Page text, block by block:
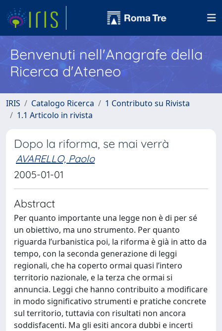
Benvenuti nell'Anagrafe della
Ricerca d'Ateneo
IRIS Catalogo Ricerca
1 Contributo su Rivista
1.1 Articolo in rivista
Dopo la riforma, se mai verrà
AVARELLO, Paolo
2005-01-01
Abstract
Per quanto importante una legge non è di per sé
un obiettivo, ma uno strumento. Per quanto
riguarda l’urbanistica poi, la riforma è già in atto da
tempo, con la seconda generazione di leggi
regionali, che ha coperto ormai quasi l’intero
territorio nazionale, e la terza che ormai si
annuncia. Leggi che hanno contribuito a modificare
in modo significativo strumenti e pratiche concrete
sul territorio, tuttavia con risultati non ancora
soddisfacenti. Ma gli esiti ancora dubbi e incerti